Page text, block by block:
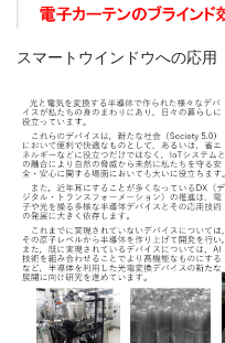
スマートウインドウへの応用